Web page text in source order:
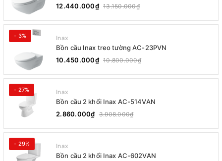
12.440.000₫ 13.150.000₫
- 3% Inax
Bồn cầu Inax treo tường AC-23PVN
10.450.000₫ 10.800.000₫
- 27% Inax
Bồn cầu 2 khối Inax AC-514VAN
2.860.000₫ 3.908.000₫
- 29% Inax
Bồn cầu 2 khối Inax AC-602VAN